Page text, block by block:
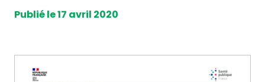
Publié le 17 avril 2020